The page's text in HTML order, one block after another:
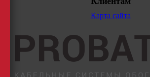
Карта сайта